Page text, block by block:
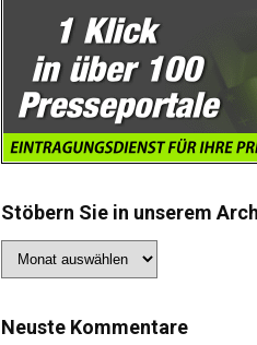
Stöbern Sie in unserem
Sie
Archiv
Neuste Kommentare